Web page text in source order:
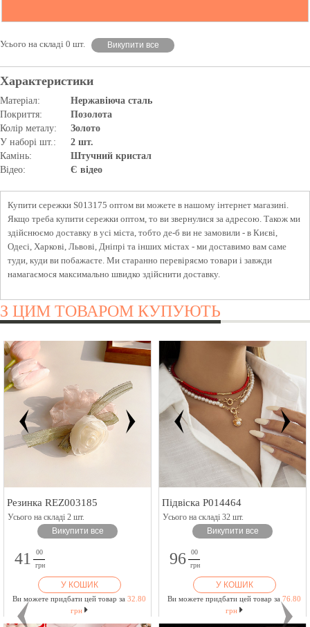
Усього на складі 0 шт. Викупити все
Характеристики
Матеріал:
Нержавіюча сталь
Покриття:
Позолота
Колір металу:
Золото
У наборі шт.:
2 шт.
Камінь:
Штучний кристал
Відео:
Є відео
Купити сережки S013175 оптом ви можете в нашому інтернет магазині.
Якщо треба купити сережки оптом, то ви звернулися за адресою. Також ми
здійснюємо доставку в усі міста, тобто де-б ви не замовили - в Києві,
Одесі, Харкові, Львові, Дніпрі та інших містах - ми доставимо вам саме
туди, куди ви побажаєте. Ми старанно перевіряємо товари і завжди
намагаємося максимально швидко здійснити доставку.
З ЦИМ ТОВАРОМ КУПУЮТЬ
Резинка REZ003185
Усього на складі 2 шт.
Викупити все
41
00
грн
У КОШИК
Ви можете придбати цей товар за 32.80
грн
Підвіска P014464
Усього на складі 32 шт.
Викупити все
96
00
грн
У КОШИК
Ви можете придбати цей товар за 76.80
грн